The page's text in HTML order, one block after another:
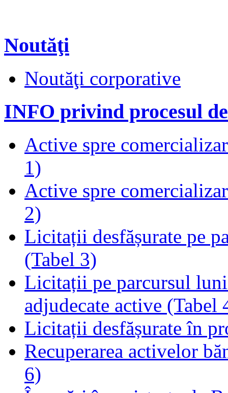
Noutăţi
Noutăţi corporative
INFO privind procesul
Active spre
1)
Active spre
2)
Licitații desfășurate pe
(Tabel 3)
Licitații pe parcursul
adjudecate active (Tabel
Licitații desfășurate în
Recuperarea activelor
6)